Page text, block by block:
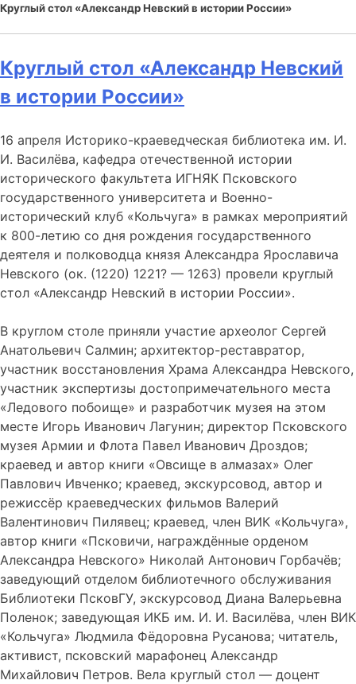
Круглый стол «Александр Невский в истории России»
Круглый стол «Александр Невский
в истории России»
16 апреля Историко-краеведческая библиотека им. И.
И. Василёва, кафедра отечественной истории
исторического факультета ИГНЯК Псковского
государственного университета и Военно-
исторический клуб «Кольчуга» в рамках мероприятий
к 800-летию со дня рождения государственного
деятеля и полководца князя Александра Ярославича
Невского (ок. (1220) 1221? — 1263) провели круглый
стол «Александр Невский в истории России».
В круглом столе приняли участие археолог Сергей
Анатольевич Салмин; архитектор-реставратор,
участник восстановления Храма Александра Невского,
участник экспертизы достопримечательного места
«Ледового побоище» и разработчик музея на этом
месте Игорь Иванович Лагунин; директор Псковского
музея Армии и Флота Павел Иванович Дроздов;
краевед и автор книги «Овсище в алмазах» Олег
Павлович Ивченко; краевед, экскурсовод, автор и
режиссёр краеведческих фильмов Валерий
Валентинович Пилявец; краевед, член ВИК «Кольчуга»,
автор книги «Псковичи, награждённые орденом
Александра Невского» Николай Антонович Горбачёв;
заведующий отделом библиотечного обслуживания
Библиотеки ПсковГУ, экскурсовод Диана Валерьевна
Поленок; заведующая ИКБ им. И. И. Василёва, член ВИК
«Кольчуга» Людмила Фёдоровна Русанова; читатель,
активист, псковский марафонец Александр
Михайлович Петров. Вела круглый стол — доцент